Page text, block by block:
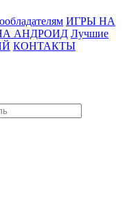
ИГРЫ НА
АНДРОИД Лучшие
КОНТАКТЫ